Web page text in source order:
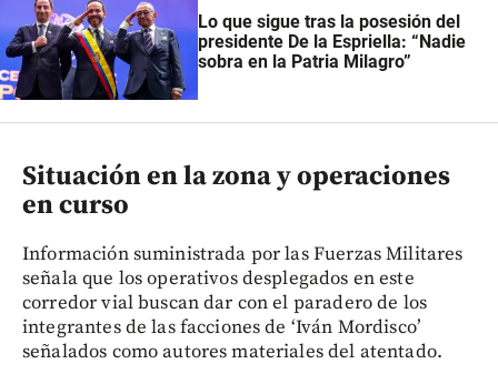
Lo que sigue tras la posesión del
presidente De la Espriella: “Nadie
sobra en la Patria Milagro”
Situación en la zona y operaciones
en curso
Información suministrada por las Fuerzas Militares
señala que los operativos desplegados en este
corredor vial buscan dar con el paradero de los
integrantes de las facciones de ‘Iván Mordisco’
señalados como autores materiales del atentado.